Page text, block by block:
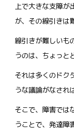
上で大きな支障
が、その線引きは
線引きが難しいも
うのは、ちょっと
それは多くのドク
うな議論がなされ
そこで、障害では
うことで、発達障